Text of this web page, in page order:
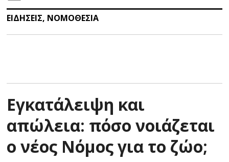
ΕΙΔΗΣΕΙΣ, ΝΟΜΟΘΕΣΙΑ
Εγκατάλειψη και
απώλεια: πόσο νοιάζεται
ο νέος Νόμος για το ζώο;